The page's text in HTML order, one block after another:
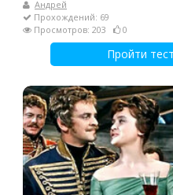
Андрей
Прохождений: 69
Просмотров: 203
0
Пройти тест